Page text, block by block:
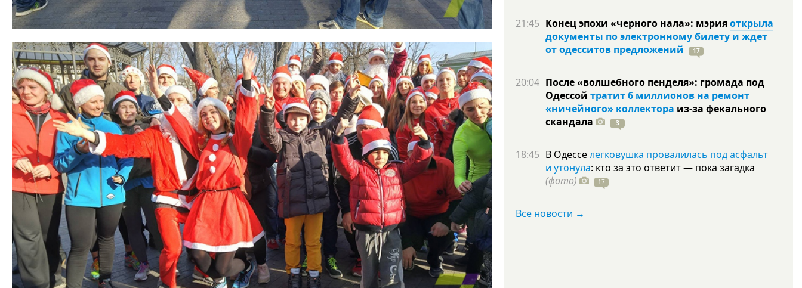
21:45 Конец эпохи «черного нала»: мэрияоткрыла
документы по электронному билету и ждет
от одесситов предложений
17
20:04 После «волшебного пенделя»: громада под
Одессой тратит 6 миллионов на ремонт
«ничейного» коллектора из-за фекального
скандала
3
18:45 В Одесселегковушка провалилась под асфальт
и утонула: кто за это ответит — пока загадка
(фото)
17
Все новости →